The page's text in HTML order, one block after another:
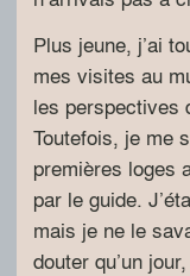
Plus jeune, j’ai
mes visites au
les perspectives
Toutefois, je me
premières loges
par le guide.
mais je ne le
douter qu’un